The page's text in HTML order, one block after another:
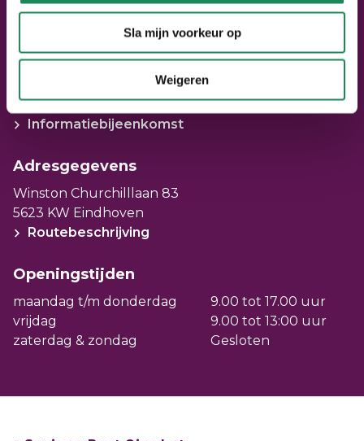
Sla mijn voorkeur op
Weigeren
aanwezig. Die draagt bij aan de orde en
veiligheidsgevoel van bewoners. De
huismeester is het eerste aanspreekpunt
als het gaat om de woning of het
woongebouw.
Mail ons: info@seniorenpunt.nl
Bezoek SeniorenPunt
Bel ons voor een afspraak via
040 – 220 22 02of kom langs.
Informatiebijeenkomst
Adresgegevens
Winston Churchilllaan 83
5623 KW Eindhoven
Routebeschrijving
Openingstijden
maandag t/m donderdag
9.00 tot 17.00 uur
vrijdag
9.00 tot 13:00 uur
zaterdag & zondag
Gesloten